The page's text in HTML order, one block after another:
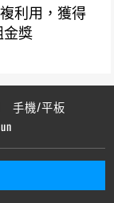
利用，獲得
金獎
手機/平板